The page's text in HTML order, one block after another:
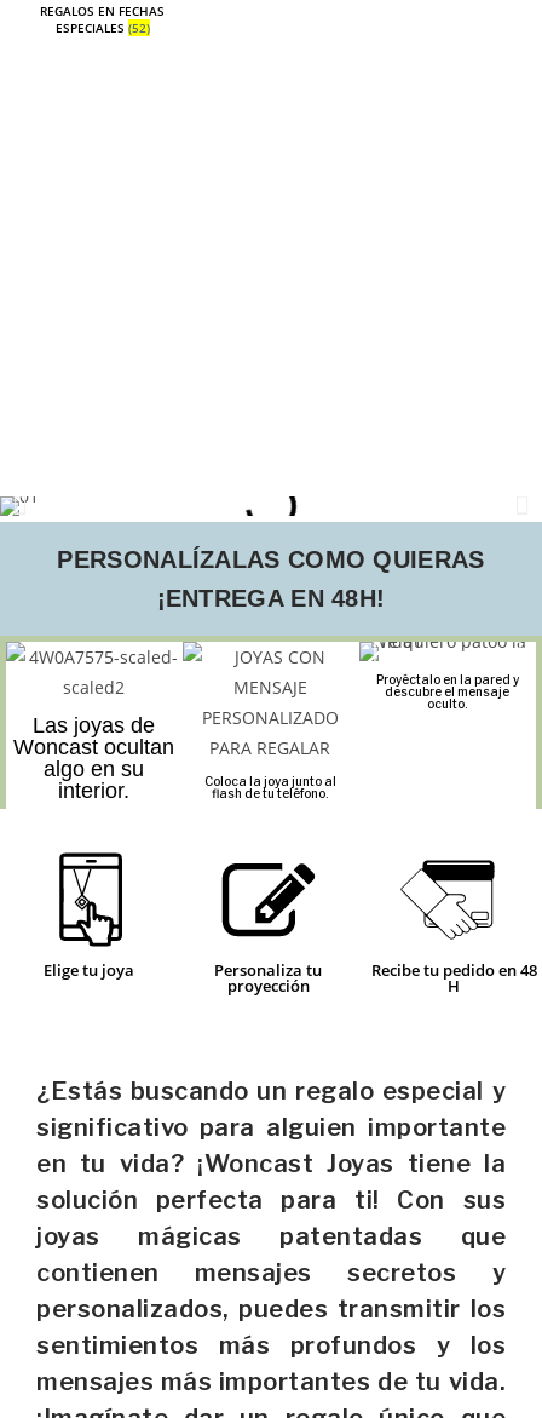
REGALOS EN FECHAS
ESPECIALES (52)
PERSONALÍZALAS COMO QUIERAS
¡ENTREGA EN 48H!
Las joyas de
Woncast ocultan
algo en su
interior.
Coloca la joya junto al
flash de tu teléfono.
Proyéctalo en la pared y
descubre el mensaje
oculto.
Elige tu joya Personaliza tu
proyección
Recibe tu pedido en 48
H
¿Estás buscando un regalo especial y
significativo para alguien importante
en tu vida? ¡Woncast Joyas tiene la
solución perfecta para ti! Con sus
joyas mágicas patentadas que
contienen mensajes secretos y
personalizados, puedes transmitir los
sentimientos más profundos y los
mensajes más importantes de tu vida.